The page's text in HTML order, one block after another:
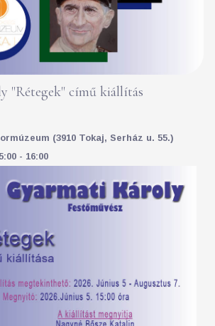
"Rétegek" című kiállítás
(3910 Tokaj, Serház u. 55.)
- 16:00